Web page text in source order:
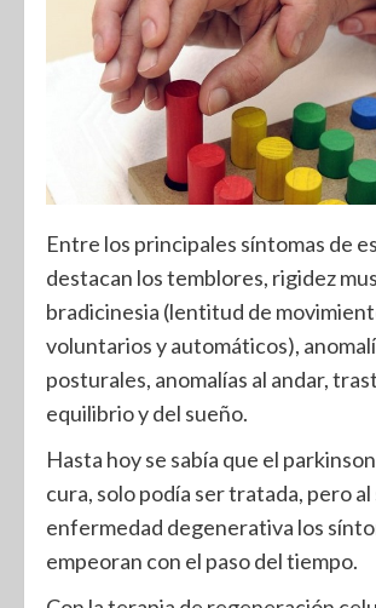
Entre los principales síntomas de
destacan los temblores, rigidez
bradicinesia (lentitud de
voluntarios y automáticos),
posturales, anomalías al andar,
equilibrio y del sueño.
Hasta hoy se sabía que el
cura, solo podía ser tratada, pero al
enfermedad degenerativa los
empeoran con el paso del tiempo.